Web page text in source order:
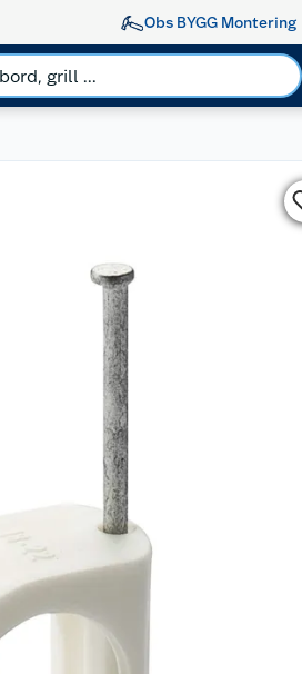
Obs BYGG Montering